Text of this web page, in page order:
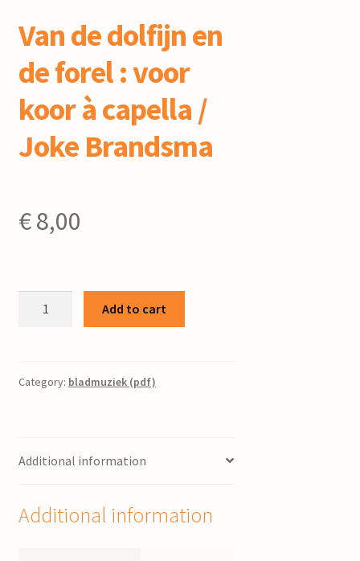
Van de dolfijn en
de forel : voor
koor à capella /
Joke Brandsma
€8,00
de
koor
/
Add to cart
Category: bladmuziek (pdf)
Additional information
Additional information